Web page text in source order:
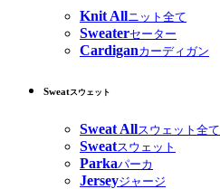
Knit Allニット全て
Sweaterセーター
Cardiganカーディガン
Sweatスウェット
Sweat Allスウェット全て
Sweatスウェット
Parkaパーカ
Jerseyジャージ